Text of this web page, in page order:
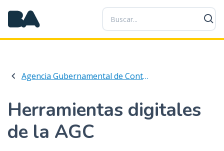
P
a
s
a
l
n
Agencia Gubernamental de Control
Herramientas digitales
de la AGC